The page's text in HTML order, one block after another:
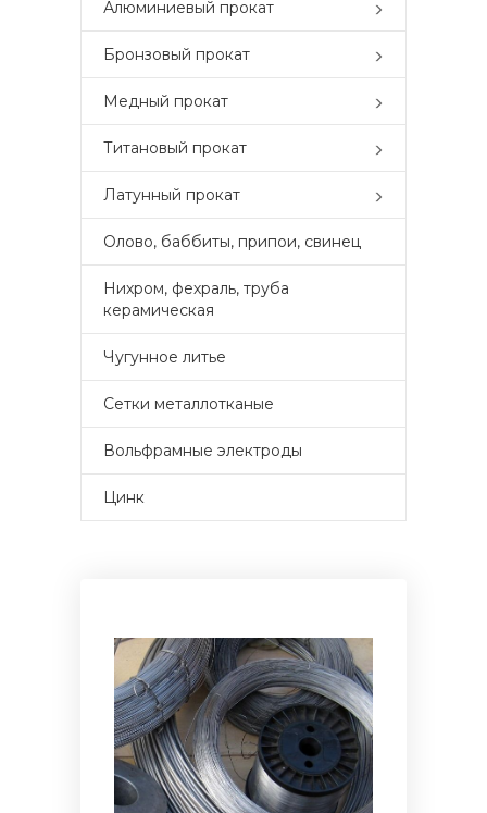
Алюминиевый прокат
Бронзовый прокат
Медный прокат
Титановый прокат
Латунный прокат
Олово, баббиты, припои, свинец
Нихром, фехраль, труба
керамическая
Чугунное литье
Сетки металлотканые
Вольфрамные электроды
Цинк